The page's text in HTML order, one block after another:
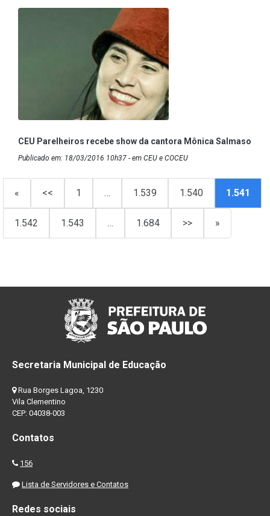
CEU Parelheiros recebe show da cantora Mônica Salmaso
Publicado em: 18/03/2016 10h37 - em CEU e COCEU
« << 1 … 1.539 1.540 1.541
1.542 1.543 … 1.684 >> »
Secretaria Municipal de Educação
Rua Borges Lagoa, 1230
Vila Clementino
CEP: 04038-003
Contatos
156
Lista de Servidores e Contatos
Redes sociais